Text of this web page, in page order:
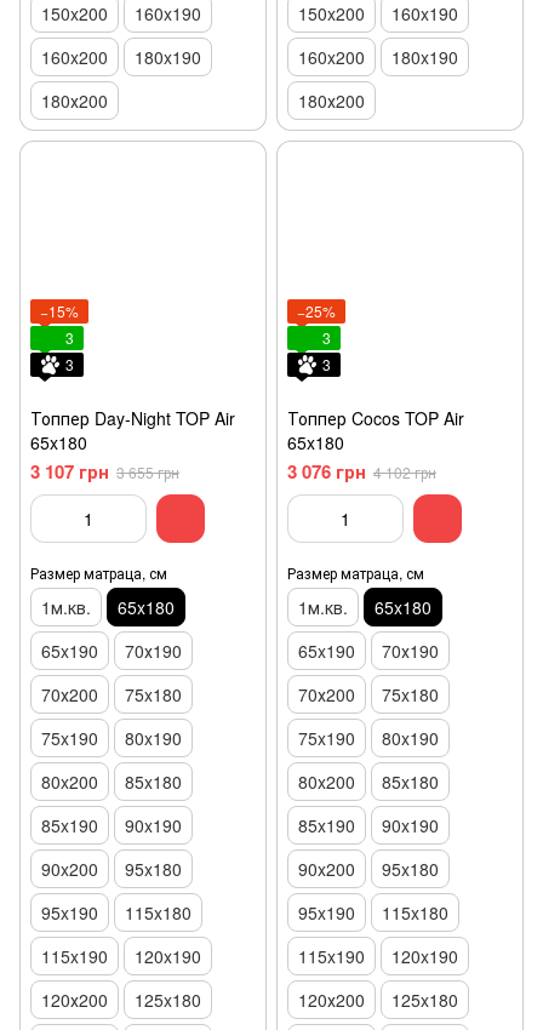
150x200
160x190
160x200
180x190
180х200
150x200
160x190
160x200
180x190
180х200
−15%
3
3
Топпер Day-Night TOP Air
65x180
3 107 грн 3 655 грн
Размер матраца, см
1м.кв.
65x180
65x190
70х190
70х200
75x180
75x190
80x190
80x200
85x180
85x190
90x190
90x200
95x180
95x190
115x180
115x190
120x190
120х200
125x180
−25%
3
3
Топпер Cocos TOP Air
65x180
3 076 грн 4 102 грн
Размер матраца, см
1м.кв.
65x180
65x190
70х190
70х200
75x180
75x190
80x190
80x200
85x180
85x190
90x190
90x200
95x180
95x190
115x180
115x190
120x190
120х200
125x180